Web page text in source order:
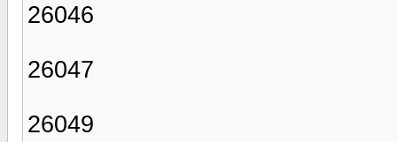
26046
26047
26049